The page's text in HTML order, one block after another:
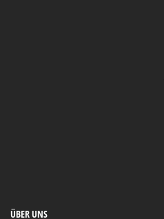
ÜBER UNS